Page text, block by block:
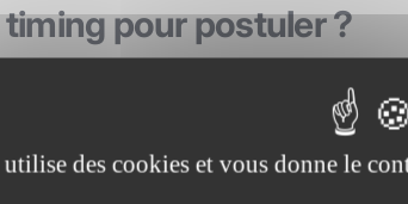
pour postuler ?
, il faut être en première année de
diplômé au minima en 2024 ou
pour ces stages dès le début de
à chercher et à postuler dès
utilise des cookies et vous donne le